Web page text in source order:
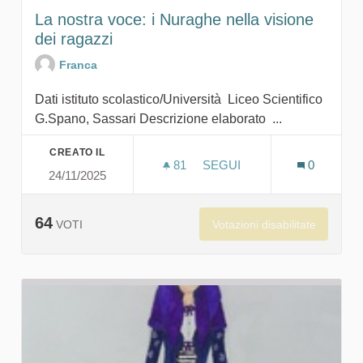
La nostra voce: i Nuraghe nella visione
dei ragazzi
Franca
Dati istituto scolastico/Università Liceo Scientifico
G.Spano, Sassari Descrizione elaborato ...
CREATO IL
24/11/2025
81 81 SOSTENITORI
SEGUI
0
64 VOTI Votazioni disabilitate